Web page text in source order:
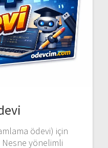
ödevi) için
yönelimli